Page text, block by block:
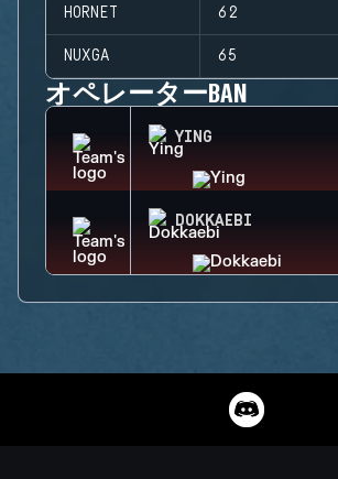
HORNET 62
NUXGA 65
オペレーターBAN
YING
DOKKAEBI